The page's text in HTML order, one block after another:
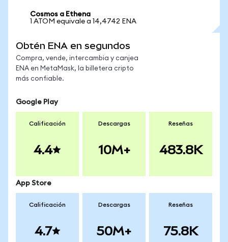
Cosmos a Ethena
1 ATOM equivale a 14,4742 ENA
Obtén ENA en segundos
Compra, vende, intercambia y canjea
ENA en MetaMask, la billetera cripto
más confiable.
Google Play
Calificación
4.4
Descargas
10M+
Reseñas
483.8K
App Store
Calificación
4.7
Descargas
50M+
Reseñas
75.8K